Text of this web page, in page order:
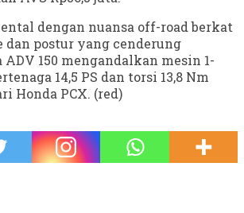
dengan nuansa off-road berkat
dan postur yang cenderung
150 mengandalkan mesin 1-
14,5 PS dan torsi 13,8 Nm
Honda PCX. (red)